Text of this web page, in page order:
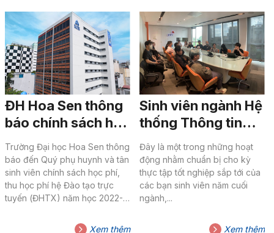
và Lập trình....
ĐH Hoa Sen thông
báo chính sách học
phí, thu học phí hệ
Đào tạo trực tuyến
năm 2022
Trường Đại học Hoa Sen thông
báo đến Quý phụ huynh và tân
sinh viên chính sách học phí,
thu học phí hệ Đào tạo trực
tuyến (ĐHTX) năm học 2022-
HỌC PHÍ, THU HỌC PHÍ 1.1 Áp
Xem thêm
Sinh viên ngành Hệ
thống Thông tin
Quản lý (MIS) và
Mạng máy tính
truyền thông dữ
liệu (MMT) tham
quan văn phòng
công ty kiểm toán
Đây là một trong những hoạt
động nhằm chuẩn bị cho kỳ
thực tập tốt nghiệp sắp tới của
các bạn sinh viên năm cuối
ngành,...
Xem thêm